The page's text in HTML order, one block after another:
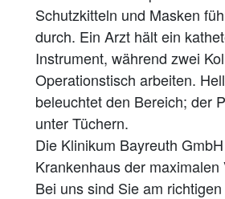
Die Klinikum Bayreuth
Krankenhaus der
Bei uns sind Sie am